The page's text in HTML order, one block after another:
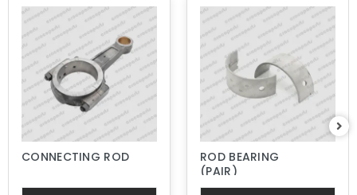
CONNECTING ROD
ROD BEARING
(PAIR)